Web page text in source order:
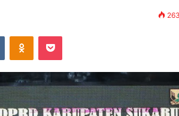
263
VKontakteOdnoklassniki
Pocket